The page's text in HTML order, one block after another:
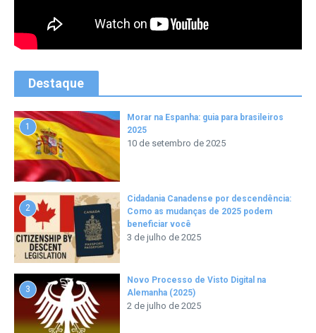
Destaque
1
Morar na Espanha: guia para brasileiros
2025
10 de setembro de 2025
2
Cidadania Canadense por descendência:
Como as mudanças de 2025 podem
beneficiar você
3 de julho de 2025
3
Novo Processo de Visto Digital na
Alemanha (2025)
2 de julho de 2025